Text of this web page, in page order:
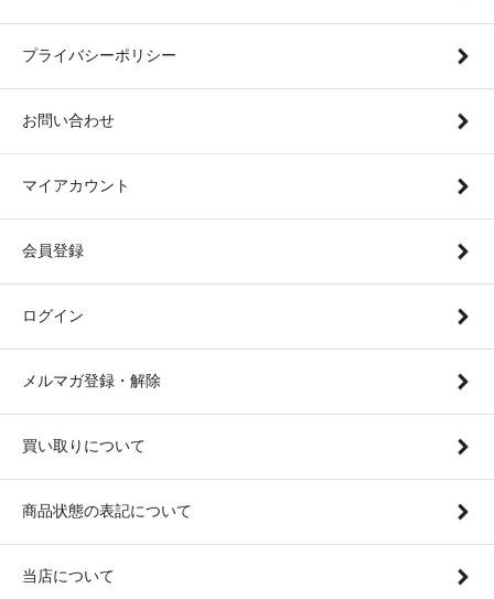
プライバシーポリシー
お問い合わせ
マイアカウント
会員登録
ログイン
メルマガ登録・解除
買い取りについて
商品状態の表記について
当店について